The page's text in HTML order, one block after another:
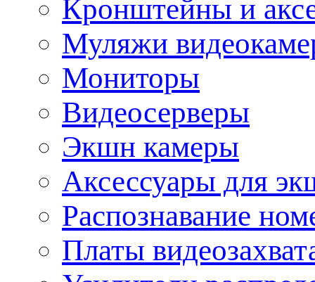
Кронштейны и
Муляжи
Мониторы
Видеосерверы
Экшн камеры
Аксессуары для
Распознавание
Платы